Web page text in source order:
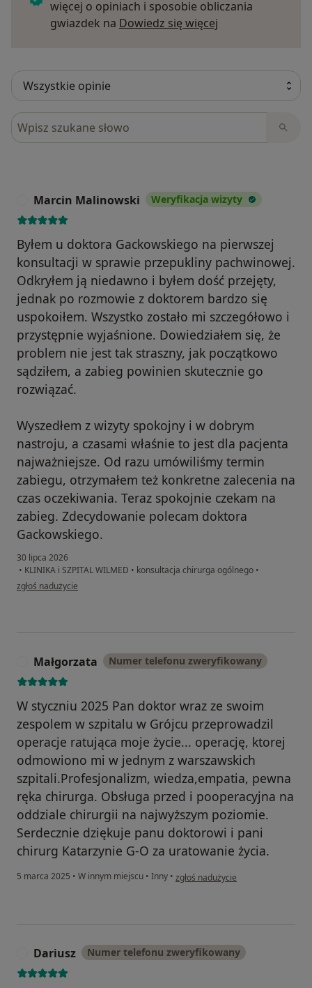
więcej o opiniach i sposobie obliczania
gwiazdek na Dowiedz się więcej
Szukaj w opiniach
Marcin Malinowski Weryfikacja wizyty
Byłem u doktora Gackowskiego na pierwszej
konsultacji w sprawie przepukliny pachwinowej.
Odkryłem ją niedawno i byłem dość przejęty,
jednak po rozmowie z doktorem bardzo się
uspokoiłem. Wszystko zostało mi szczegółowo i
przystępnie wyjaśnione. Dowiedziałem się, że
problem nie jest tak straszny, jak początkowo
sądziłem, a zabieg powinien skutecznie go
rozwiązać.
Wyszedłem z wizyty spokojny i w dobrym
nastroju, a czasami właśnie to jest dla pacjenta
najważniejsze. Od razu umówiliśmy termin
zabiegu, otrzymałem też konkretne zalecenia na
czas oczekiwania. Teraz spokojnie czekam na
zabieg. Zdecydowanie polecam doktora
Gackowskiego.
30 lipca 2026
• KLINIKA i SZPITAL WILMED • konsultacja chirurga ogólnego •
w opinii użytkownika Marcin Malinowski
zgłoś nadużycie
Małgorzata Numer telefonu zweryfikowany
W styczniu 2025 Pan doktor wraz ze swoim
zespolem w szpitalu w Grójcu przeprowadzil
operacje ratująca moje życie... operację, ktorej
odmowiono mi w jednym z warszawskich
szpitali.Profesjonalizm, wiedza,empatia, pewna
ręka chirurga. Obsługa przed i pooperacyjna na
oddziale chirurgii na najwyższym poziomie.
Serdecznie dziękuje panu doktorowi i pani
chirurg Katarzynie G-O za uratowanie życia.
5 marca 2025 • W innym miejscu • Inny • w opinii użytkownika Małgorzata
zgłoś nadużycie
Dariusz Numer telefonu zweryfikowany